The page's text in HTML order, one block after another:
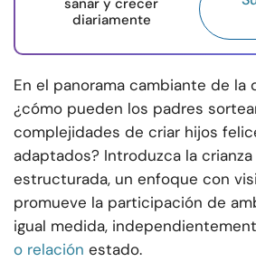
sanar y crecer
diariamente
En el panorama cambiante de la
¿cómo pueden los padres
complejidades de criar hijos
adaptados? Introduzca la
estructurada, un enfoque con
promueve la participación de
igual medida,
o relación estado.